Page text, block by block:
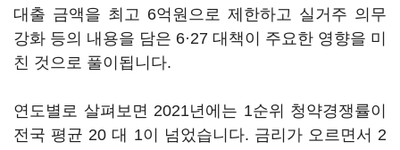
대출 금액을 최고 6억원으로 제한하고 실거주 의무
강화 등의 내용을 담은 6·27 대책이 주요한 영향을 미
친 것으로 풀이됩니다.
연도별로 살펴보면 2021년에는 1순위 청약경쟁률이
전국 평균 20 대 1이 넘었습니다. 금리가 오르면서 2